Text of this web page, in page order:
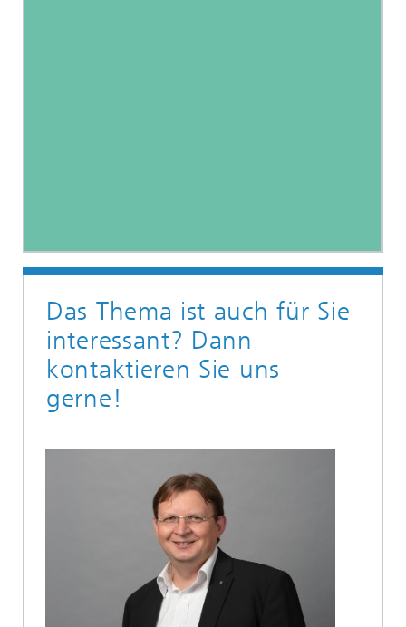
Das Thema ist auch für Sie
interessant? Dann
kontaktieren Sie uns
gerne!